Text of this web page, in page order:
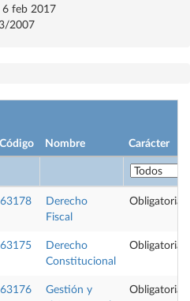
6 feb 2017
2007
Código Nombre Carácter
63178
Derecho
Fiscal
Obligatoria
63175
Derecho
Constitucional
Obligatoria
63176
Gestión y
Obligatoria